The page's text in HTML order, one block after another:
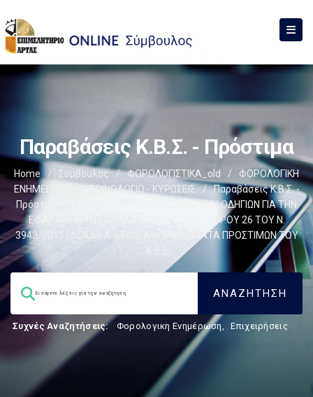
Παραβάσεις Κ.Β.Σ. - Πρόστιμα
Home / Σύμβουλος / ΦΟΡΟΛΟΓΙΣΤΙΚΑ_old /
ΦΟΡΟΛΟΓΙΚΗ
ΕΝΗΜΕΡΩΣΗ
ΠΟΙΝΟΛΟΓΙΟ - ΚΥΡΩΣΕΙΣ /
Παραβάσεις Κ.Β.Σ. -
Πρόστιμα
ΠΟΛ.1110/13.5.2011 – ΠΑΡΟΧΗ ΟΔΗΓΙΩΝ ΓΙΑ ΤΗΝ
ΕΦΑΡΜΟΓΗ ΤΗΣ ΠΑΡΑΓΡΑΦΟΥ 4 ΤΟΥ ΑΡΘΡΟΥ 26 ΤΟΥ Ν.
3943/2011 (ΦΕΚ 66 Α΄), ΠΟΥ ΑΦΟΡΑ ΘΕΜΑΤΑ ΠΡΟΣΤΙΜΩΝ ΤΟΥ
Συχνές Αναζητήσεις: Φορολογικη Ενημέρωση, Επιχειρήσεις